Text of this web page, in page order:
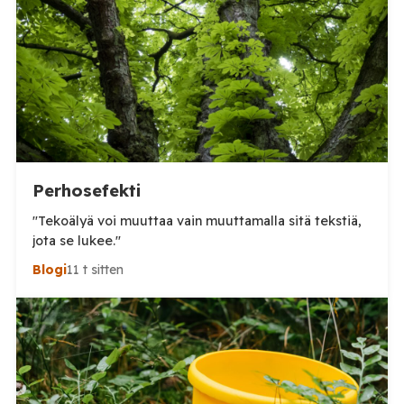
Tämä voi olla yläkanttiin, mutta kuitenkin todella
suuri määrä. (Tosin tilanne on jo ilmeisimmin ohi,
mutta koskaan […]
Perhosefekti
"Tekoälyä voi muuttaa vain muuttamalla sitä tekstiä,
jota se lukee."
Blogi11 t sitten